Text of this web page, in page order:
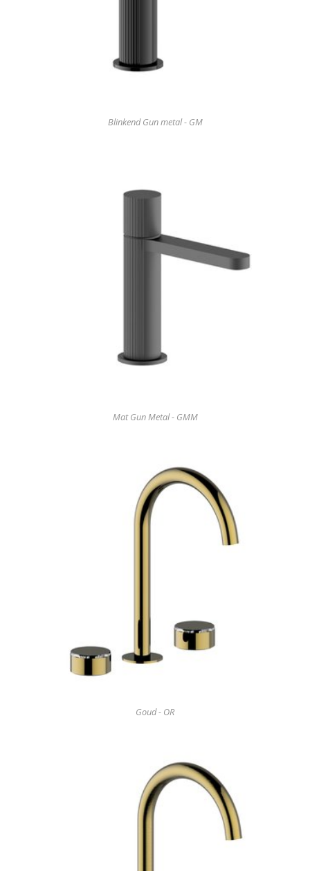
Blinkend Gun metal - GM
Mat Gun Metal - GMM
Goud - OR